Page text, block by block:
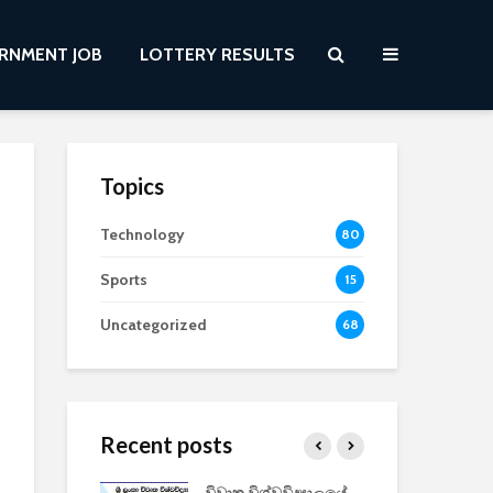
JOB LOTTERY RESULTS
Topics
Technology 80
Sports 15
Uncategorized 68
Recent posts